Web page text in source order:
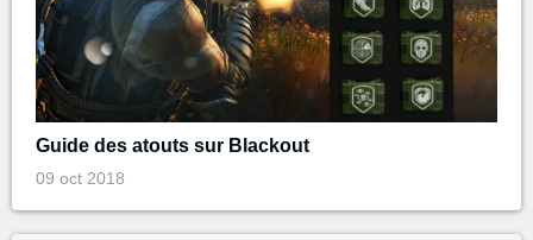
Guide des atouts sur Blackout
09 oct 2018